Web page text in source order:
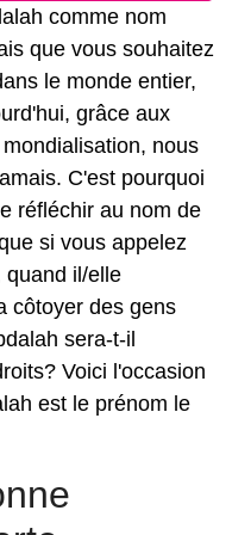
comme nom
que vous souhaitez
le monde entier,
grâce aux
nous
C'est pourquoi
réfléchir au nom de
si vous appelez
quand il/elle
côtoyer des gens
sera-t-il
Voici l'occasion
est le prénom le